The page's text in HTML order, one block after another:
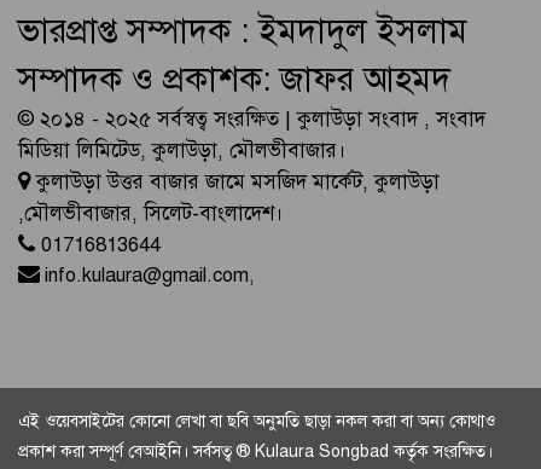
ভারপ্রাপ্ত সম্পাদক : ইমদাদুল ইসলাম
সম্পাদক ও প্রকাশক: জাফর আহমদ
© ২০১৪ - ২০২৫ সর্বস্বত্ব সংরক্ষিত | কুলাউড়া সংবাদ , সংবাদ
মিডিয়া লিমিটেড, কুলাউড়া, মৌলভীবাজার।
কুলাউড়া উত্তর বাজার জামে মসজিদ মার্কেট, কুলাউড়া
,মৌলভীবাজার, সিলেট-বাংলাদেশ।
01716813644
info.kulaura@gmail.com,
এই ওয়েবসাইটের কোনো লেখা বা ছবি অনুমতি ছাড়া নকল করা বা অন্য কোথাও
প্রকাশ করা সম্পূর্ণ বেআইনি। সর্বসত্ব ® Kulaura Songbad কর্তৃক সংরক্ষিত।